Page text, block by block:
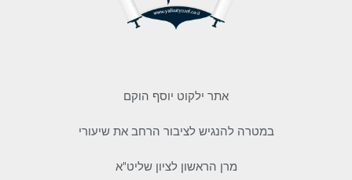
אתר ילקוט יוסף הוקם
במטרה להנגיש לציבור הרחב את שיעורי
מרן הראשון לציון שליט"א